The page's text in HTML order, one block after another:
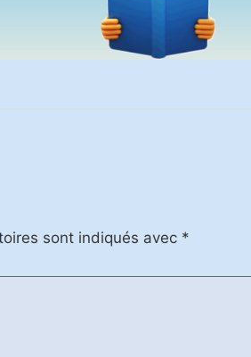
sont indiqués avec *